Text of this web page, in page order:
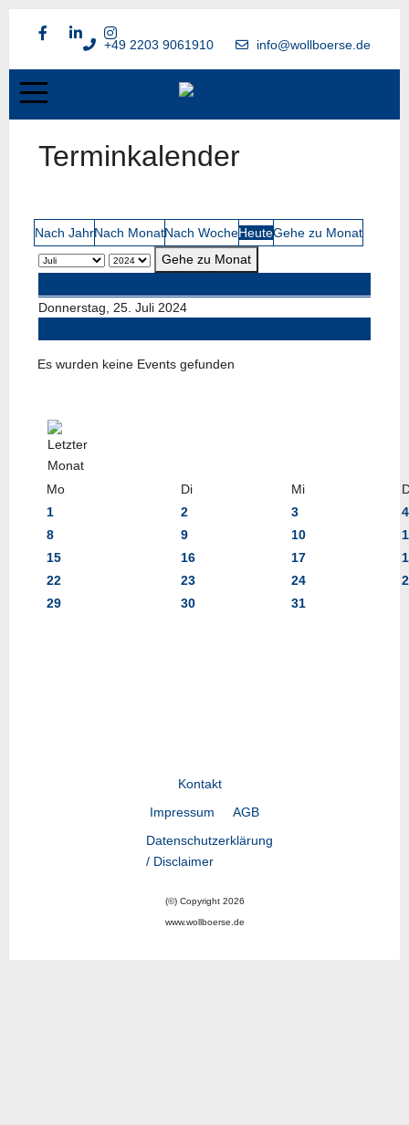
+49 2203 9061910 info@wollboerse.de
Terminkalender
Nach JahrNach MonatNach WocheHeuteGehe zu Monat
Gehe zu Monat
Donnerstag, 25. Juli 2024
Es wurden keine Events gefunden
Mo Di Mi
1
2 3
4
8
9 10
15
16 17
22
23 24
29
30 31
Kontakt
Impressum
AGB
Datenschutzerklärung
/ Disclaimer
(©) Copyright 2026
www.wollboerse.de